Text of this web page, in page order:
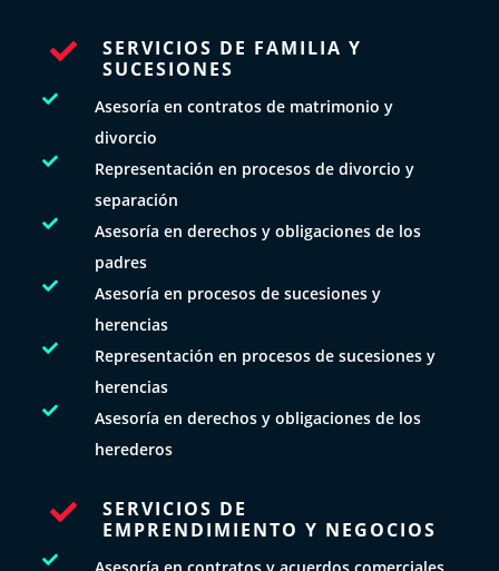

SERVICIOS DE FAMILIA Y
SUCESIONES

Asesoría en contratos de matrimonio y
divorcio

Representación en procesos de divorcio y
separación

Asesoría en derechos y obligaciones de los
padres

Asesoría en procesos de sucesiones y
herencias

Representación en procesos de sucesiones y
herencias

Asesoría en derechos y obligaciones de los
herederos

SERVICIOS DE
EMPRENDIMIENTO Y NEGOCIOS
 Asesoría en contratos y acuerdos comerciales